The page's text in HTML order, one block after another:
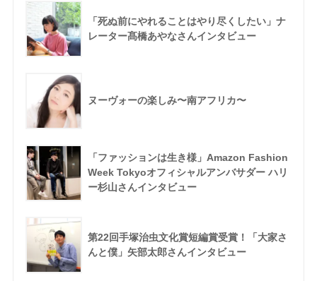
「死ぬ前にやれることはやり尽くしたい」ナ
レーター髙橋あやなさんインタビュー
ヌーヴォーの楽しみ〜南アフリカ〜
「ファッションは生き様」Amazon Fashion
Week Tokyoオフィシャルアンバサダー ハリ
ー杉山さんインタビュー
第22回手塚治虫文化賞短編賞受賞！「大家さ
んと僕」矢部太郎さんインタビュー